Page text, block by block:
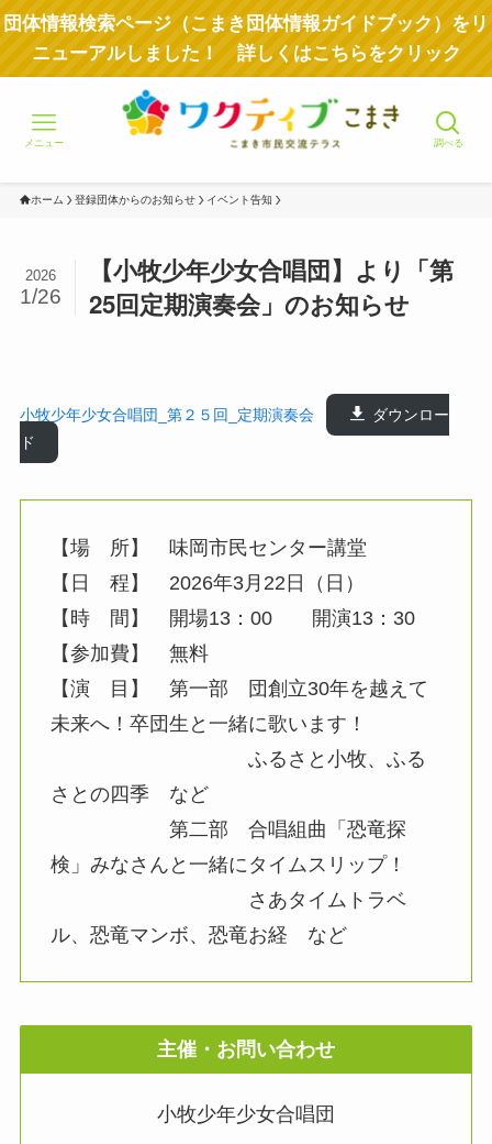
団体情報検索ページ（こまき団体情報ガイドブック）をリ
ニューアルしました！ 詳しくはこちらをクリック
調べる
メニュー
ホーム 登録団体からのお知らせ イベント告知
【小牧少年少女合唱団】より「第
25回定期演奏会」のお知らせ
2026
1/26
小牧少年少女合唱団_第２５回_定期演奏会
ダウンロー
ド
【場 所】 味岡市民センター講堂
【日 程】 2026年3月22日（日）
【時 間】 開場13：00 開演13：30
【参加費】 無料
【演 目】 第一部 団創立30年を越えて
未来へ！卒団生と一緒に歌います！
ふるさと小牧、ふる
さとの四季 など
第二部 合唱組曲「恐竜探
検」みなさんと一緒にタイムスリップ！
さあタイムトラベ
ル、恐竜マンボ、恐竜お経 など
主催・お問い合わせ
小牧少年少女合唱団